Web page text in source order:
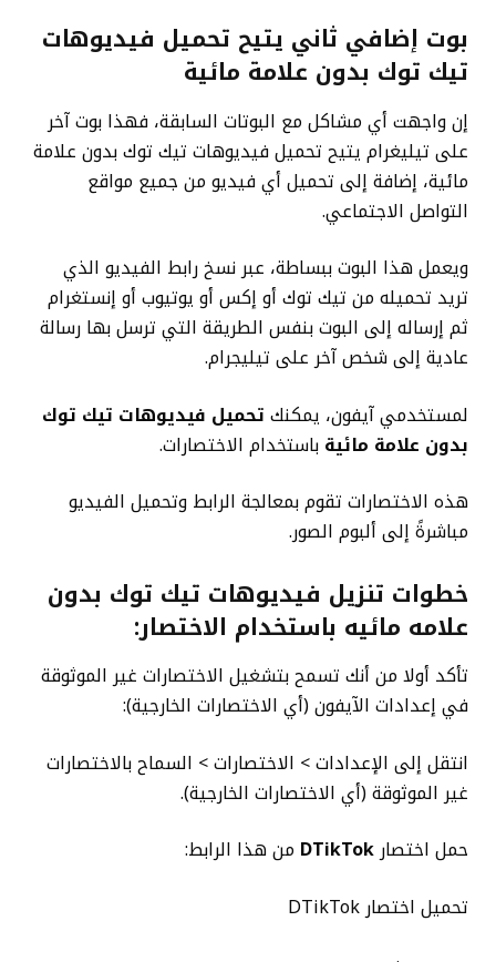
بوت إضافي ثاني يتيح تحميل فيديوهات
تيك توك بدون علامة مائية
إن واجهت أي مشاكل مع البوتات السابقة، فهذا بوت آخر
على تيليغرام يتيح تحميل فيديوهات تيك توك بدون علامة
مائية، إضافة إلى تحميل أي فيديو من جميع مواقع
التواصل الاجتماعي.
ويعمل هذا البوت ببساطة، عبر نسخ رابط الفيديو الذي
تريد تحميله من تيك توك أو إكس أو يوتيوب أو إنستغرام
ثم إرساله إلى البوت بنفس الطريقة التي ترسل بها رسالة
عادية إلى شخص آخر على تيليجرام.
لمستخدمي آيفون، يمكنك تحميل فيديوهات تيك توك
بدون علامة مائية باستخدام الاختصارات.
هذه الاختصارات تقوم بمعالجة الرابط وتحميل الفيديو
مباشرةً إلى ألبوم الصور.
خطوات تنزيل فيديوهات تيك توك بدون
علامه مائيه باستخدام الاختصار:
تأكد أولا من أنك تسمح بتشغيل الاختصارات غير الموثوقة
في إعدادات الآيفون (أي الاختصارات الخارجية):
انتقل إلى الإعدادات > الاختصارات > السماح بالاختصارات
غير الموثوقة (أي الاختصارات الخارجية).
حمل اختصارDTikTok من هذا الرابط:
تحميل اختصار DTikTok